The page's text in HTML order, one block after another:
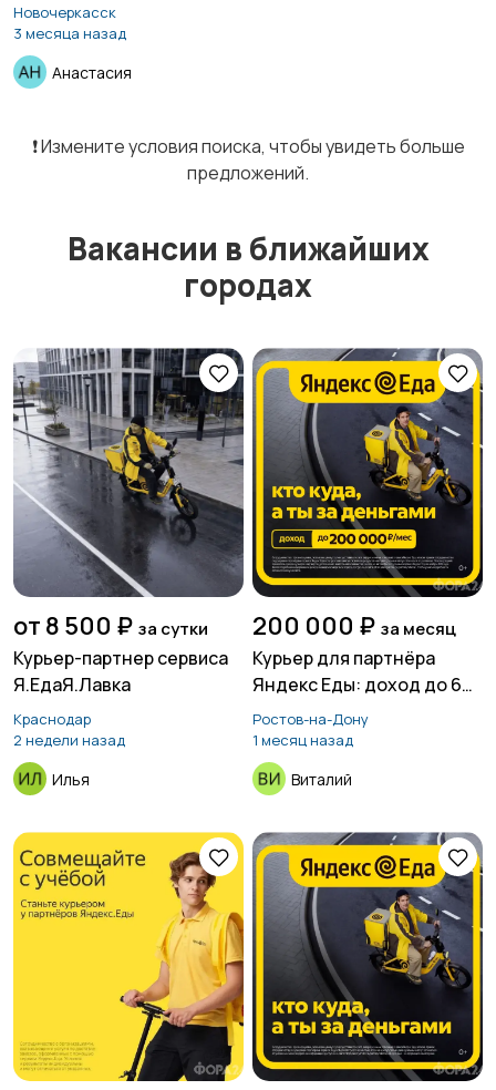
Начало карьеры Образование и наука
Офисный персонал
Перевозки, склад,
закупки
Продажи Производство
Работа вахтой
Рестораны и
общепит
Резюме Сельское хозяйство
Служба по контракту
МО
Спорт и красота
Страхование
Строительство и
ремонт
Новочеркасск
3 месяца назад
Анастасия
❗️ Измените условия поиска, чтобы увидеть больше
предложений.
Вакансии в ближайших
городах
от 8 500 ₽ за сутки
Курьер-партнер сервиса
Я.ЕдаЯ.Лавка
Краснодар
2 недели назад
Илья
200 000 ₽ за месяц
Курьер для партнёра
Яндекс Еды: доход до 6
500 ₽ в день, свободный
график
Ростов-на-Дону
1 месяц назад
Виталий